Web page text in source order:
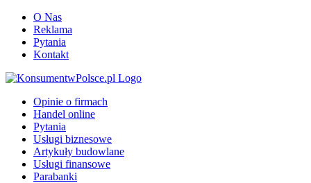
O Nas
Reklama
Pytania
Kontakt
Opinie o firmach
Handel online
Pytania
Usługi biznesowe
Artykuły budowlane
Usługi finansowe
Parabanki